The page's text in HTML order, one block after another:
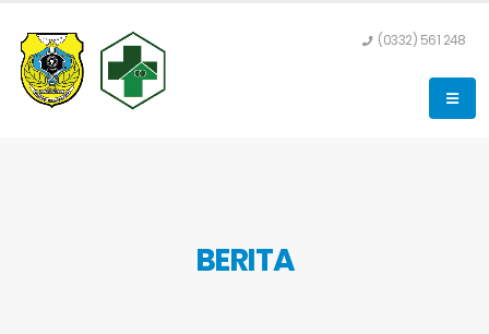
(0332) 561 248
BERITA